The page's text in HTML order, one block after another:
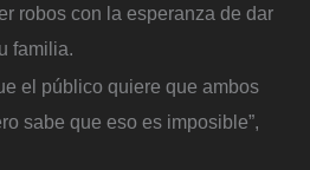
robos con la esperanza de dar
familia.
el público quiere que ambos
sabe que eso es imposible”,